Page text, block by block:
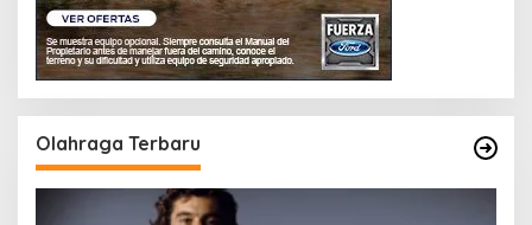
Olahraga Terbaru